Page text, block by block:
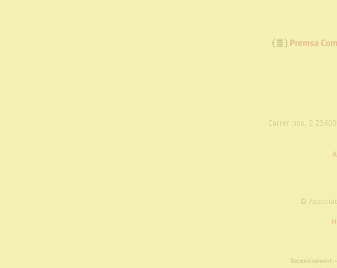
Carrer nou, 2 25400
©
Reconeixement